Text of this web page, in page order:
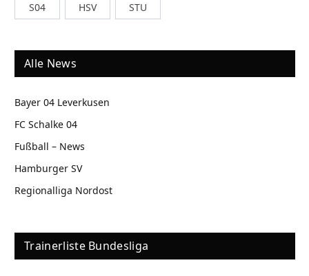
S04 HSV STU
Alle News
Bayer 04 Leverkusen
FC Schalke 04
Fußball – News
Hamburger SV
Regionalliga Nordost
Trainerliste Bundesliga